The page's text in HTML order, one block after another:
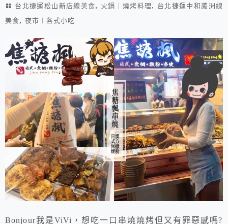
台北捷運松山新店線美食, 火鍋︱燒烤料理 , 台北捷運中和蘆洲線
美食, 夜市︱各式小吃
Bonjour我是ViVi，想吃一口串燒燒烤但又有罪惡感嗎?